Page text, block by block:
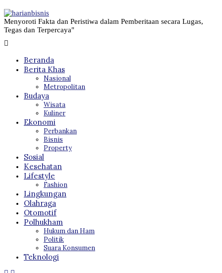
Menyoroti Fakta dan Peristiwa dalam Pemberitaan secara Lugas,
Tegas dan Terpercaya"
Beranda
Berita Khas
Nasional
Metropolitan
Budaya
Wisata
Kuliner
Ekonomi
Perbankan
Bisnis
Property
Sosial
Kesehatan
Lifestyle
Fashion
Lingkungan
Olahraga
Otomotif
Polhukham
Hukum dan Ham
Politik
Suara Konsumen
Teknologi